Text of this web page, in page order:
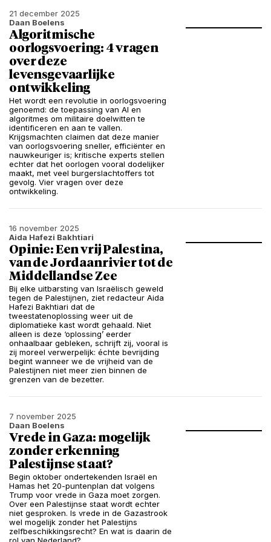
21 december 2025
Daan Boelens
Algoritmische
oorlogsvoering: 4 vragen
over deze
levensgevaarlijke
ontwikkeling
Het wordt een revolutie in oorlogsvoering
genoemd: de toepassing van AI en
algoritmes om militaire doelwitten te
identificeren en aan te vallen.
Krijgsmachten claimen dat deze manier
van oorlogsvoering sneller, efficiënter en
nauwkeuriger is; kritische experts stellen
echter dat het oorlogen vooral dodelijker
maakt, met veel burgerslachtoffers tot
gevolg. Vier vragen over deze
ontwikkeling.
16 november 2025
Aida Hafezi Bakhtiari
Opinie: Een vrij Palestina,
van de Jordaanrivier tot de
Middellandse Zee
Bij elke uitbarsting van Israëlisch geweld
tegen de Palestijnen, ziet redacteur Aida
Hafezi Bakhtiari dat de
tweestatenoplossing weer uit de
diplomatieke kast wordt gehaald. Niet
alleen is deze ‘oplossing’ eerder
onhaalbaar gebleken, schrijft zij, vooral is
zij moreel verwerpelijk: échte bevrijding
begint wanneer we de vrijheid van de
Palestijnen niet meer zien binnen de
grenzen van de bezetter.
7 november 2025
Daan Boelens
Vrede in Gaza: mogelijk
zonder erkenning
Palestijnse staat?
Begin oktober ondertekenden Israël en
Hamas het 20-puntenplan dat volgens
Trump voor vrede in Gaza moet zorgen.
Over een Palestijnse staat wordt echter
niet gesproken. Is vrede in de Gazastrook
wel mogelijk zonder het Palestijns
zelfbeschikkingsrecht? En wat is daarin de